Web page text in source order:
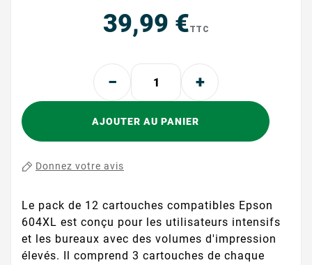
39,99 €TTC
AJOUTER AU PANIER
Donnez votre avis
Le pack de 12 cartouches compatibles Epson
604XL est conçu pour les utilisateurs intensifs
et les bureaux avec des volumes d'impression
élevés. Il comprend 3 cartouches de chaque